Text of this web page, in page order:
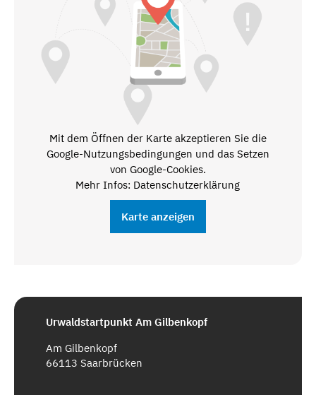
Mit dem Öffnen der Karte akzeptieren Sie die
Google-Nutzungsbedingungen und das Setzen
von Google-Cookies.
Mehr Infos: Datenschutzerklärung
Karte anzeigen
Urwaldstartpunkt Am Gilbenkopf
Am Gilbenkopf
66113 Saarbrücken